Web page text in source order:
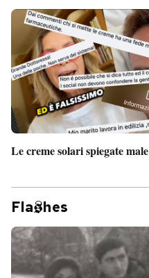
Le creme solari spiegate male
Fla hes